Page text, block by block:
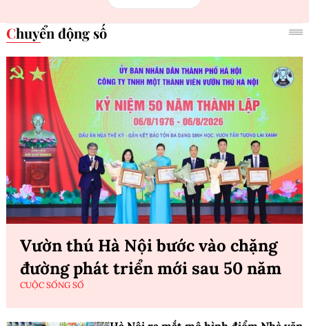
Chuyển động số
Vườn thú Hà Nội bước vào chặng
đường phát triển mới sau 50 năm
CUỘC SỐNG SỐ